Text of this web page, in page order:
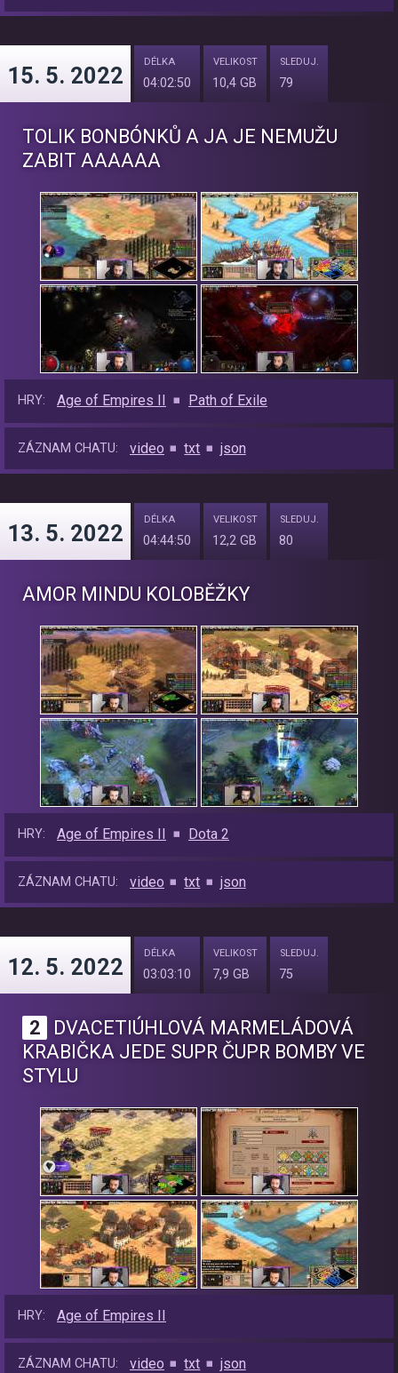
15. 5. 2022
DÉLKA
04:02:50
VELIKOST
10,4 GB
SLEDUJ.
79
TOLIK BONBÓNKŮ A JA JE NEMUŽU
ZABIT AAAAAA
HRY: Age of Empires II Path of Exile
ZÁZNAM CHATU: video txt json
13. 5. 2022
DÉLKA
04:44:50
VELIKOST
12,2 GB
SLEDUJ.
80
AMOR MINDU KOLOBĚŽKY
HRY: Age of Empires II Dota 2
ZÁZNAM CHATU: video txt json
12. 5. 2022
DÉLKA
03:03:10
VELIKOST
7,9 GB
SLEDUJ.
75
2
DVACETIÚHLOVÁ MARMELÁDOVÁ
KRABIČKA JEDE SUPR ČUPR BOMBY VE
STYLU
HRY: Age of Empires II
ZÁZNAM CHATU: video txt json